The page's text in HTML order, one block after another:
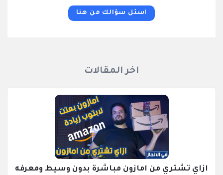
اسئل سؤالك من هنا
اخر المقالات
ازاي تشتري من امازون مباشرة بدون وسيط ومعرفه